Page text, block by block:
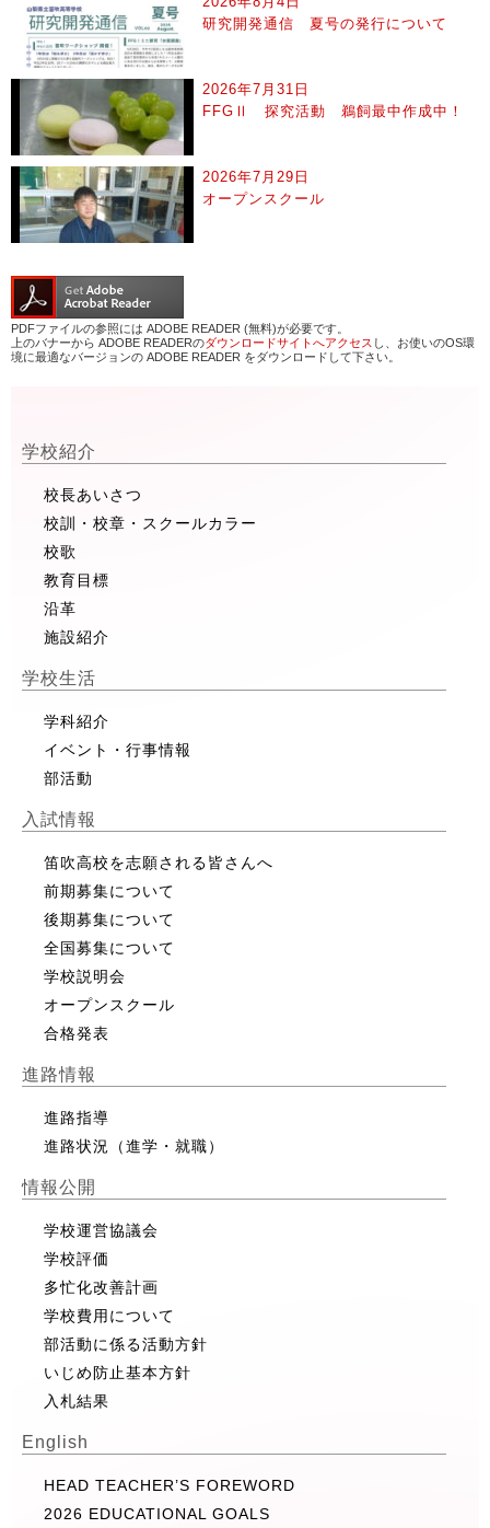
研究開発通信 夏号の発行について
2026年7月31日
FFGⅡ 探究活動 鵜飼最中作成中！
2026年7月29日
オープンスクール
PDFファイルの参照には ADOBE READER (無料)が必要です。
上のバナーから ADOBE READERのダウンロードサイトへアクセス し、お使いのOS環
境に最適なバージョンの ADOBE READER をダウンロードして下さい。
学校紹介
校長あいさつ
校訓・校章・スクールカラー
校歌
教育目標
沿革
施設紹介
学校生活
学科紹介
イベント・行事情報
部活動
入試情報
笛吹高校を志願される皆さんへ
前期募集について
後期募集について
全国募集について
学校説明会
オープンスクール
合格発表
進路情報
進路指導
進路状況（進学・就職）
情報公開
学校運営協議会
学校評価
多忙化改善計画
学校費用について
部活動に係る活動方針
いじめ防止基本方針
入札結果
English
HEAD TEACHER’S FOREWORD
2026 EDUCATIONAL GOALS